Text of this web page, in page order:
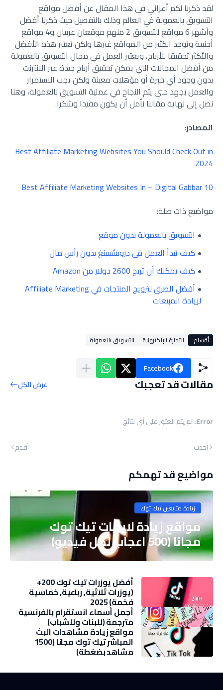
لقد ذكرنا لكم أعزائي في هذا المقال عن أفضل مواقع
التسويق بالعمولة في العالم وذلك بالتفصيل حيث ذكرنا أفضل
وأشهر 6 مواقع للتسويق 2 منهم موقعان عربيان و4 مواقع
أجنبية وتوجد الكثير من المواقع غيرها ولكن تعتبر هذه الأفضل
والأكثر تحقيقا للأرباح، ويعتبر العمل في مجال التسويق بالعمولة
من أفضل المجالات التي يمكن تحقيق أرباح جيدة عبر الانترنت
بدون وجود أي خبرة أو مؤهلات معينة ولكن يجب الاستمرار
والعمل بجهد حتى يتم النجاح في عملية التسويق بالعمولة، وهنا
نصل إلى نهاية مقالنا نأمل أن يكون مفيدا وشكرا.
المصادر:
Best Affiliate Marketing Websites You Should Check Out in
2024
10 Best Affiliate Marketing Websites In – Digital Gabbar
مواضيع ذات صلة:
التسويق بالعمولة بدون موقع
كيف تبدأ العمل في دروبشيبينغ بدون رأس مال
كيف يمكنك أن تربح 2600 دولار من Amazon
أفضل الطرق لترويج المنتجات في Affiliate Marketing
لزيادة المبيعات
أقسام: التجارة الإلكترونية التسويق بالعمولة
Facebook
مقالات قد تعجبك عرض الكل
Error: لم يتم العثور على أي نتائج
أحدث
أقدم
مواضيع قد تهمكم
زيادة متابعين تيك توك
مواقع زيادة لايكات تيك توك
مجانا (500 اعجاب لكل فيديو)
أفضل يوزرات تيك توك 200+
(يوزرات ثلاثية, رباعية, خماسية
فخمة) 2025
أجمل أسماء انستقرام بالفرنسية
مترجمة (للبنات وللشباب)
مواقع زيادة مشاهدات البث
المباشر تيك توك مجانا (1500
مشاهد بضغطة)